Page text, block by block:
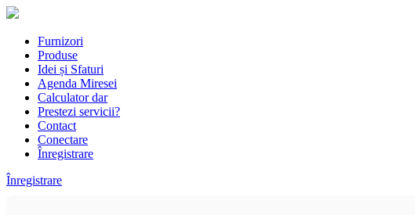
Furnizori
Produse
Idei și Sfaturi
Agenda Miresei
Calculator dar
Prestezi servicii?
Contact
Conectare
Înregistrare
Înregistrare